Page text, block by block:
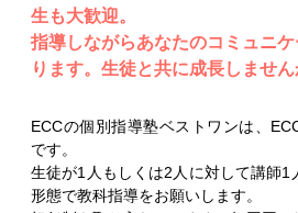
生も大歓迎。
指導しながらあなたのコミュニ
ります。生徒と共に成長しません
ECCの個別指導塾ベストワンは、
です。
生徒が1人もしくは2人に対して講師1
形態で教科指導をお願いします。